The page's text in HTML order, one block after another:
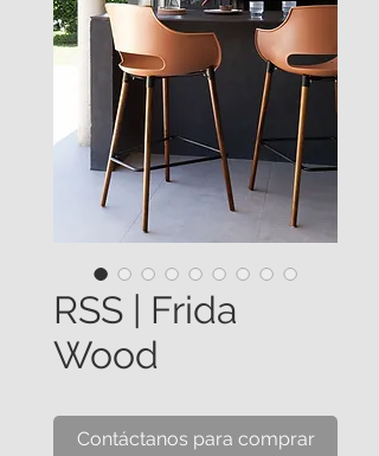
RSS | Frida
Wood
Contáctanos para comprar